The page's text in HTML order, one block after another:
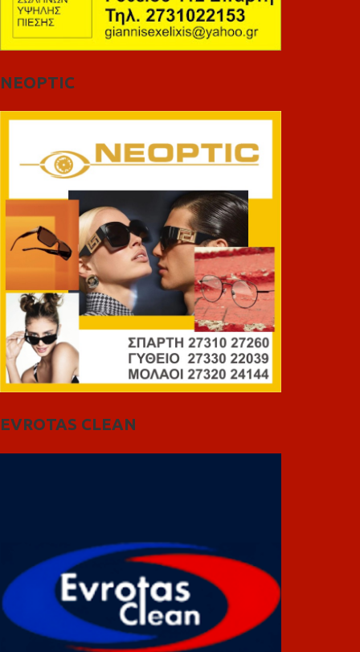
NEOPTIC
EVROTAS CLEAN